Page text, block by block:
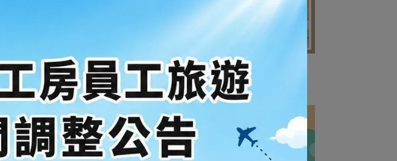
聖誕彩條 / 聖誕樹 / 聖誕節裝飾 / 聖誕
布置 / 聖誕綠彩條
NT$29
聖誕節派對小水瓶
NT$7